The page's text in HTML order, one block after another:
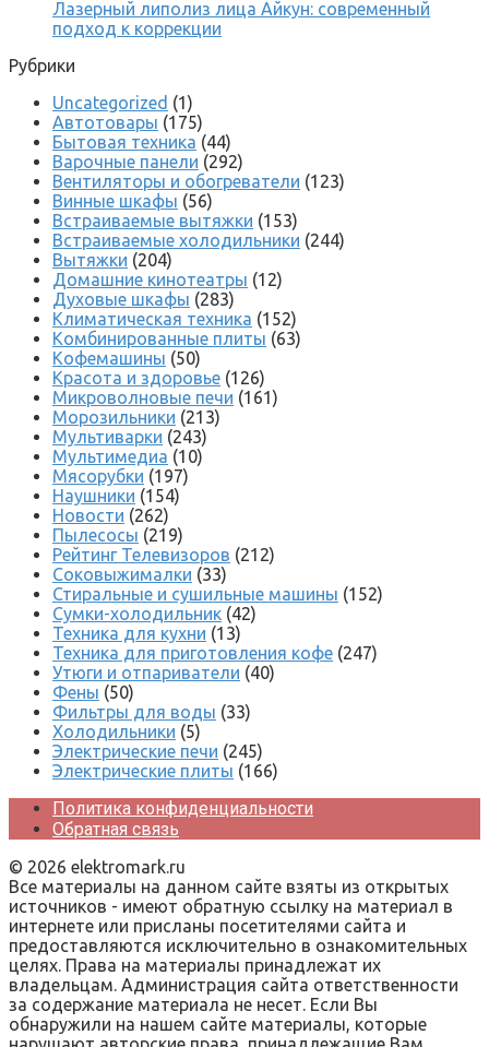
Лазерный липолиз лица Айкун: современный
подход к коррекции
Рубрики
Uncategorized (1)
Автотовары (175)
Бытовая техника (44)
Варочные панели (292)
Вентиляторы и обогреватели (123)
Винные шкафы (56)
Встраиваемые вытяжки (153)
Встраиваемые холодильники (244)
Вытяжки (204)
Домашние кинотеатры (12)
Духовые шкафы (283)
Климатическая техника (152)
Комбинированные плиты (63)
Кофемашины (50)
Красота и здоровье (126)
Микроволновые печи (161)
Морозильники (213)
Мультиварки (243)
Мультимедиа (10)
Мясорубки (197)
Наушники (154)
Новости (262)
Пылесосы (219)
Рейтинг Телевизоров (212)
Соковыжималки (33)
Стиральные и сушильные машины (152)
Сумки-холодильник (42)
Техника для кухни (13)
Техника для приготовления кофе (247)
Утюги и отпариватели (40)
Фены (50)
Фильтры для воды (33)
Холодильники (5)
Электрические печи (245)
Электрические плиты (166)
Политика конфиденциальности
Обратная связь
© 2026 elektromark.ru
Все материалы на данном сайте взяты из открытых
источников - имеют обратную ссылку на материал в
интернете или присланы посетителями сайта и
предоставляются исключительно в ознакомительных
целях. Права на материалы принадлежат их
владельцам. Администрация сайта ответственности
за содержание материала не несет. Если Вы
обнаружили на нашем сайте материалы, которые